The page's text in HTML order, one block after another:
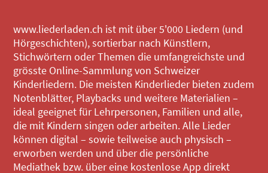
www.liederladen.ch ist mit über 5'000 Liedern (und
Hörgeschichten), sortierbar nach Künstlern,
Stichwörtern oder Themen die umfangreichste und
grösste Online-Sammlung von Schweizer
Kinderliedern. Die meisten Kinderlieder bieten zudem
Notenblätter, Playbacks und weitere Materialien –
ideal geeignet für Lehrpersonen, Familien und alle,
die mit Kindern singen oder arbeiten. Alle Lieder
können digital – sowie teilweise auch physisch –
erworben werden und über die persönliche
Mediathek bzw. über eine kostenlose App direkt